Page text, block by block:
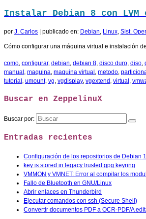
Instalar Debian 8 con LVM
por J. Carlos publicado en: Debian, Linux, Sist.
Cómo configurar una máquina virtual e instalación
como, configurar, debian, debian 8, disco duro, diso,
manual , maquina, maquina virtual , metodo,
tutorial , umount, vg, vgdisplay, vgextend , virtual ,
Buscar en ZeppelinuX
Buscar por:
Entradas recientes
Configuración de los repositorios de Debian
key is stored in legacy trusted.gpg keyring
VMMON y VMNET: Error al compilar los
Fallo de Bluetooth en GNU/Linux
Abrir enlaces en Thunderbird
Ejecutar comandos con ssh (Secure Shell)
Convertir documentos PDF a OCR-PDF/A